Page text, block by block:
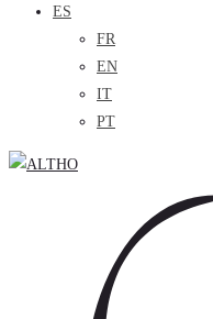
ES
FR
EN
IT
PT